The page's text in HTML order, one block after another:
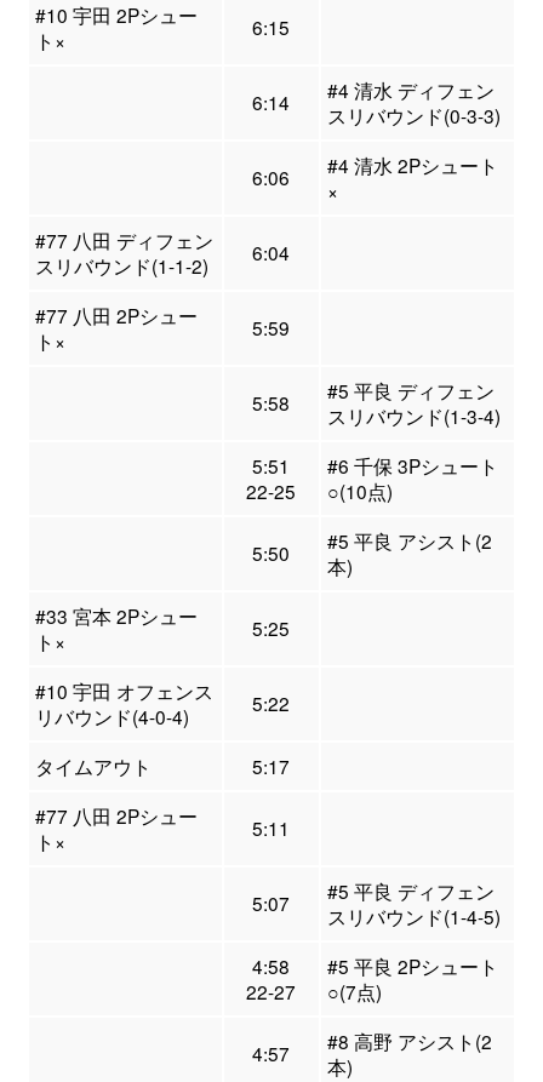
#10 宇田 2Pシュー
ト×
6:15
6:14
#4 清水 ディフェン
スリバウンド(0-3-3)
6:06
#4 清水 2Pシュート
×
#77 八田 ディフェン
スリバウンド(1-1-2)
6:04
#77 八田 2Pシュー
ト×
5:59
5:58
#5 平良 ディフェン
スリバウンド(1-3-4)
5:51
22-25
#6 千保 3Pシュート
○(10点)
5:50
#5 平良 アシスト(2
本)
#33 宮本 2Pシュー
ト×
5:25
#10 宇田 オフェンス
リバウンド(4-0-4)
5:22
タイムアウト
5:17
#77 八田 2Pシュー
ト×
5:11
5:07
#5 平良 ディフェン
スリバウンド(1-4-5)
4:58
22-27
#5 平良 2Pシュート
○(7点)
4:57
#8 高野 アシスト(2
本)